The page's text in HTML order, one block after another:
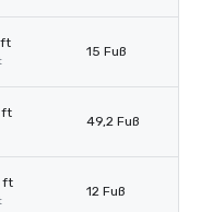
ft
15 Fuß
ft
49,2 Fuß
ft
12 Fuß